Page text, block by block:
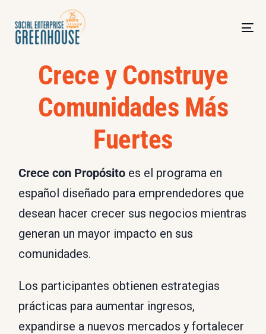
Crece y Construye
Comunidades Más
Fuertes
Crece con Propósitoes el programa en
español diseñado para emprendedores que
desean hacer crecer sus negocios mientras
generan un mayor impacto en sus
comunidades.
Los participantes obtienen estrategias
prácticas para aumentar ingresos,
expandirse a nuevos mercados y fortalecer